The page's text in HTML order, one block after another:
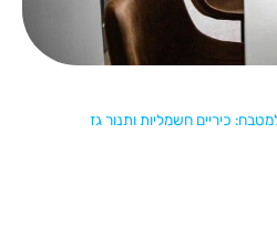
כיריים חשמליות ותנור גז